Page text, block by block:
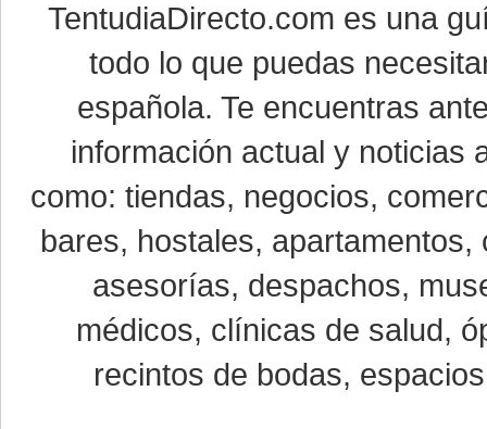
TentudiaDirecto.com es una
todo lo que puedas
española. Te encuentras
información actual y noticias
como: tiendas, negocios,
bares, hostales,
asesorías, despachos,
médicos, clínicas de salud,
recintos de bodas,